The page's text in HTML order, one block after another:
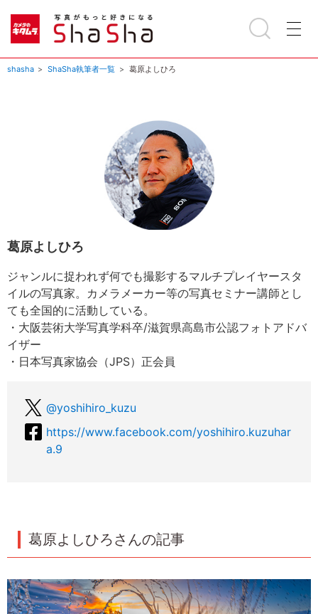
shasha ShaSha執筆者一覧 葛原よしひろ
葛原よしひろ
ジャンルに捉われず何でも撮影するマルチプレイヤースタ
イルの写真家。カメラメーカー等の写真セミナー講師とし
ても全国的に活動している。
・大阪芸術大学写真学科卒/滋賀県高島市公認フォトアドバ
イザー
・日本写真家協会（JPS）正会員
@yoshihiro_kuzu
https://www.facebook.com/yoshihiro.kuzuhar
a.9
葛原よしひろさんの記事